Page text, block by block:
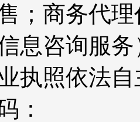
；商务代
息咨询服
执照依法
：